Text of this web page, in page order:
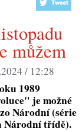
můžem
/ 12:28
1989
je možné
Národní (série
Národní třídě).